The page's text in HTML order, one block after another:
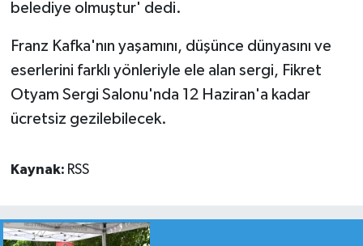
belediye olmuştur' dedi.
Franz Kafka'nın yaşamını, düşünce dünyasını ve
eserlerini farklı yönleriyle ele alan sergi, Fikret
Otyam Sergi Salonu'nda 12 Haziran'a kadar
ücretsiz gezilebilecek.
Kaynak: RSS